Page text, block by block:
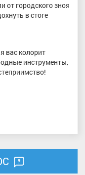
от городского зноя
в стоге
вас колорит
инструменты,